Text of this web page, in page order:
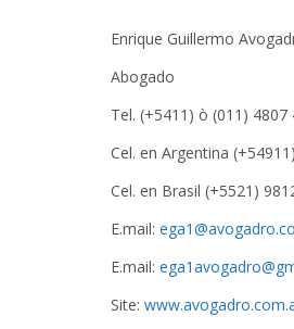
Enrique Guillermo
Abogado
Tel. (+5411) ò (011) 4807
Cel. en Argentina
Cel. en Brasil (+5521)
E.mail:
E.mail:
Site: